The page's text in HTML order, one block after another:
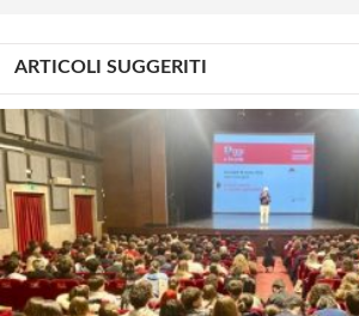
ARTICOLI SUGGERITI